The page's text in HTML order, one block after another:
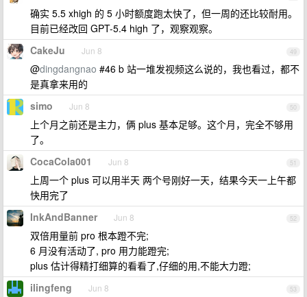
确实 5.5 xhigh 的 5 小时额度跑太快了，但一周的还比较耐用。
目前已经改回 GPT-5.4 high 了，观察观察。
49
CakeJu Jun 8
@dingdangnao #46 b 站一堆发视频这么说的，我也看过，都不
是真拿来用的
50
simo Jun 8
上个月之前还是主力，俩 plus 基本足够。这个月，完全不够用
了。
51
CocaCola001 Jun 8
上周一个 plus 可以用半天 两个号刚好一天，结果今天一上午都
快用完了
52
InkAndBanner Jun 8
双倍用量前 pro 根本蹬不完;
6 月没有活动了, pro 用力能蹬完;
plus 估计得精打细算的看看了,仔细的用,不能大力蹬;
53
ilingfeng Jun 8